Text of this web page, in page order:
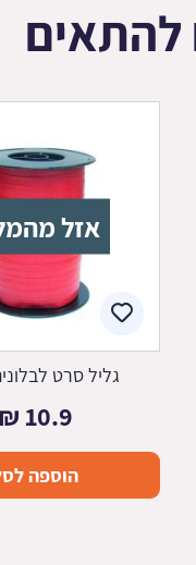
להתאים
אזל
גליל סרט
10.9
₪
הוספה